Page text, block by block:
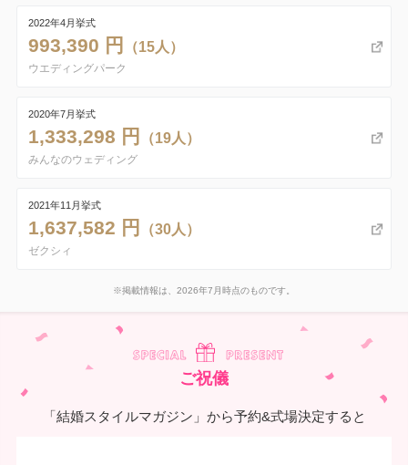
2022年4月挙式
993,390 円 （15人）
ウエディングパーク
2020年7月挙式
1,333,298 円 （19人）
みんなのウェディング
2021年11月挙式
1,637,582 円 （30人）
ゼクシィ
※掲載情報は、2026年7月時点のものです。
ご祝儀
「結婚スタイルマガジン」から予約&式場決定すると